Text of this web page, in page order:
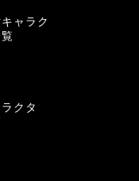
ャラク
クタ